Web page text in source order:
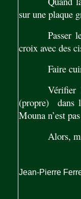
sur une plaque
Passer
croix avec des
Faire
Vérifier
(propre) dans
Mouna n’est
Alors,
Jean-Pierre